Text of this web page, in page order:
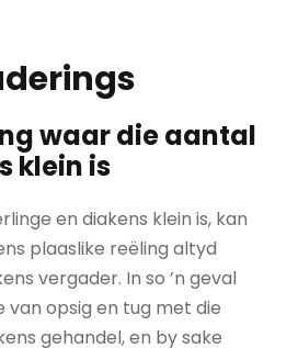
waar die aantal
klein is
en diakens klein is, kan
plaaslike reëling altyd
vergader. In so ’n geval
van opsig en tug met die
gehandel, en by sake